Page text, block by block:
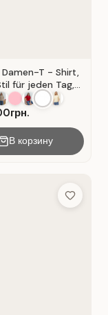
Damen-T - Shirt,
für jeden Tag,
Weißer Kater
В корзину
Add to